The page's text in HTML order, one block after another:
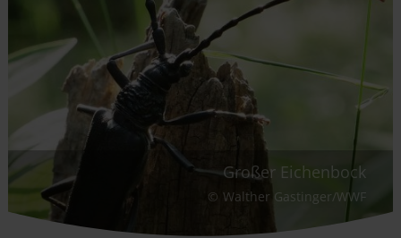
Großer Eichenbock
Walther Gastinger/WWF